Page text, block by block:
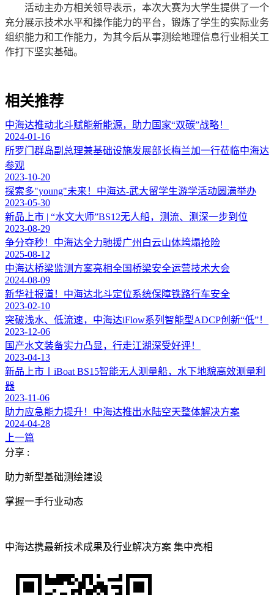
活动主办方相关领导表示，本次大赛为大学生提供了一个
充分展示技术水平和操作能力的平台，锻炼了学生的实际业务
组织能力和工作能力，为其今后从事测绘地理信息行业相关工
作打下坚实基础。
相关推荐
中海达推动北斗赋能新能源，助力国家“双碳”战略！
2024-01-16
所罗门群岛副总理兼基础设施发展部长梅兰加一行莅临中海达
参观
2023-10-20
探索多"young"未来！中海达-武大留学生游学活动圆满举办
2023-05-30
新品上市 | “水文大师”BS12无人船，测流、测深一步到位
2023-08-29
争分夺秒！中海达全力驰援广州白云山体垮塌抢险
2025-08-12
中海达桥梁监测方案亮相全国桥梁安全运营技术大会
2024-08-09
新华社报道！中海达北斗定位系统保障铁路行车安全
2023-02-10
突破浅水、低流速，中海达iFlow系列智能型ADCP创新“低”！
2023-12-06
国产水文装备实力凸显，行走江湖深受好评！
2023-04-13
新品上市丨iBoat BS15智能无人测量船，水下地貌高效测量利
器
2023-11-06
助力应急能力提升！中海达推出水陆空天整体解决方案
2024-04-28
上一篇
分享 :
助力新型基础测绘建设
掌握一手行业动态
中海达携最新技术成果及行业解决方案 集中亮相